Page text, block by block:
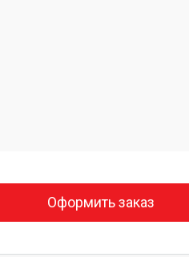
Оформить заказ